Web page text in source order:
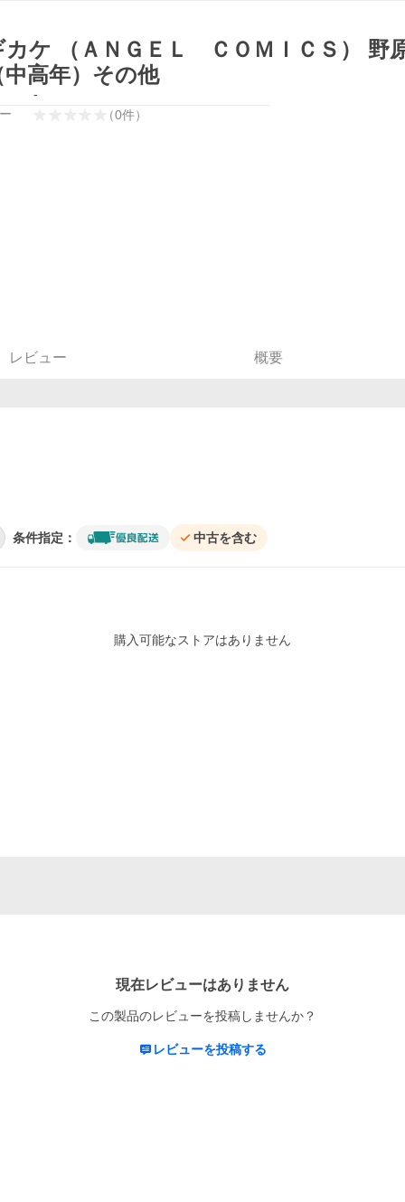
カケ （ＡＮＧＥＬ ＣＯＭＩＣＳ）
中高年）その他
-
（0件）
レビュー 概要
条件指定： 中古を含む
購入可能なストアはありません
現在レビューはありません
この製品のレビューを投稿しませんか？
レビューを投稿する